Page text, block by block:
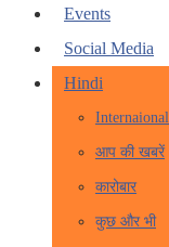
Events
Social Media
Hindi
Internaional
आप की खबरें
कारोबार
कुछ और भी